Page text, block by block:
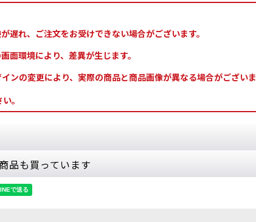
遅れ、ご注文をお受けできない場合がございます。
面環境により、差異が生じます。
ンの変更により、実際の商品と商品画像が異なる場合がございま
。
バットパトロール 7号(PART 1/2)
品も買っています